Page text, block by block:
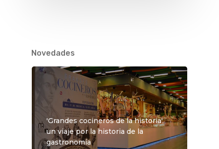
Novedades
'Grandes cocineros de la historia',
un viaje por la historia de la
gastronomía